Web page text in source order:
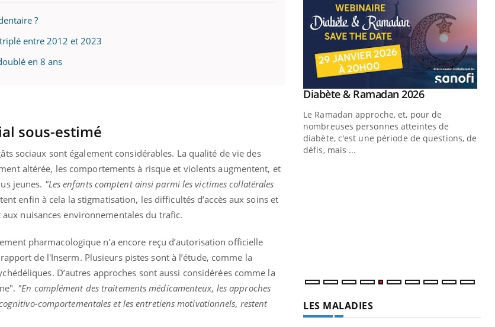
?
entre 2012 et 2023
en 8 ans
sous-estimé
sociaux sont également considérables. La qualité de vie des
altérée, les comportements à risque et violents augmentent, et
jeunes. "Les enfants comptent ainsi parmi les victimes collatérales
enfin à cela la stigmatisation, les difficultés d’accès aux soins et
nuisances environnementales du trafic.
pharmacologique n’a encore reçu d’autorisation officielle
de l'Inserm. Plusieurs pistes sont à l’étude, comme la
D’autres approches sont aussi considérées comme la
"En complément des traitements médicamenteux, les approches
comportementales et les entretiens motivationnels, restent
dans le diabète de type 2
d'idées reçues chez les
parfois chez les soignants. soleil, activités en plein air… Nos mains
Youtube
Diabète & Ramadan 2026Youtube
Le Ramadan approche, et, pour de
nombreuses personnes atteintes de
diabète, c'est une période de questions, de
défis, mais ...
LES MALADIES